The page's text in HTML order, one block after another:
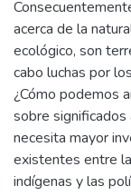
acerca de la
ecológico, son
cabo luchas por
¿Cómo podemos
sobre
necesita mayor
existentes entre
indígenas y las